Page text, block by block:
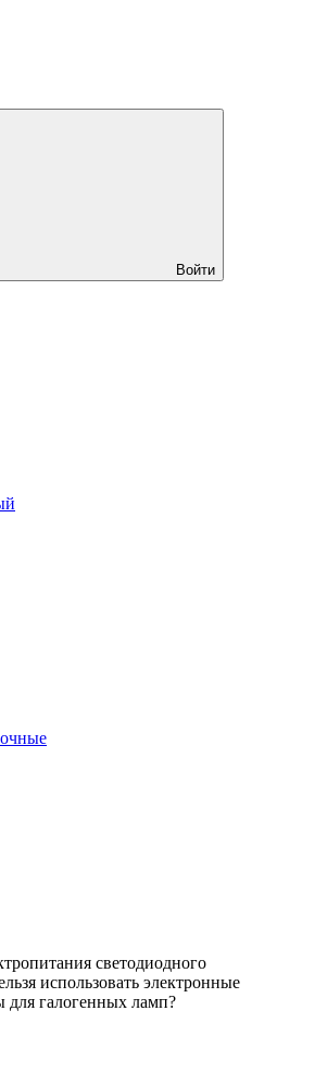
Войти
светодиодного
использовать электронные
для галогенных ламп?